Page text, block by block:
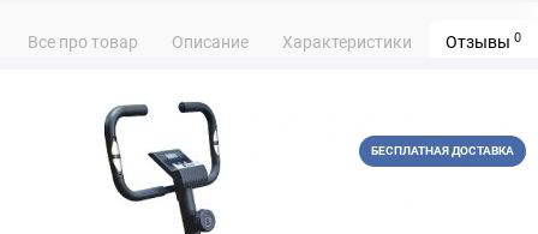
Все про товар Описание Характеристики Отзывы 0
БЕСПЛАТНАЯ ДОСТАВКА